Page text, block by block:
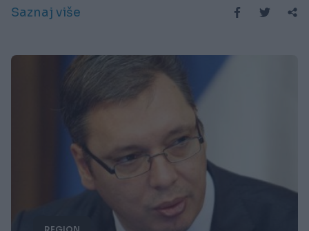
Saznaj više